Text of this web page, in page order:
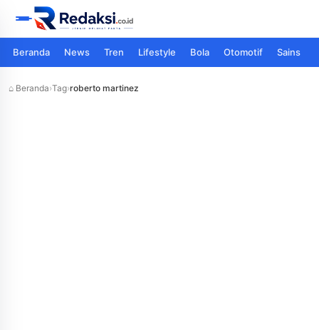
Beranda News Tren Lifestyle Bola Otomotif Sains
⌂ Beranda›Tag›roberto martinez